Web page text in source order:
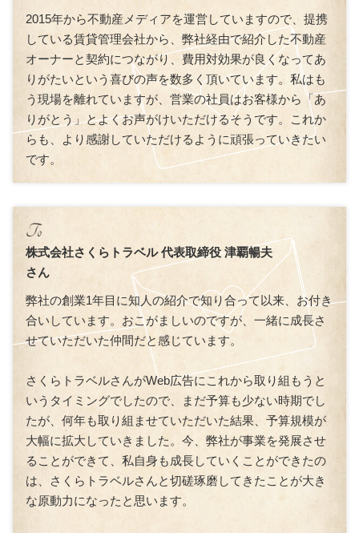
2015年から不動産メディアを運営していますので、提携
している賃貸管理会社から、弊社経由で紹介した不動産
オーナーと契約につながり、費用対効果が良くなってあ
りがたいという喜びの声を数多く頂いています。私はも
う現場を離れていますが、営業の社員はお客様から「あ
りがとう」とよくお声がけいただけるそうです。これか
らも、より感謝していただけるように頑張っていきたい
です。
株式会社さくらトラベル 代表取締役 津覇暢夫
さん
弊社の創業1年目に知人の紹介で知り合って以来、お付き
合いしています。おこがましいのですが、一緒に成長さ
せていただいた仲間だと感じています。
さくらトラベルさんがWeb広告にこれから取り組もうと
いうタイミングでしたので、まだ予算も少ない時期でし
たが、何年も取り組ませていただいた結果、予算規模が
大幅に拡大していきました。今、弊社が事業を発展させ
ることができて、私自身も成長していくことができたの
は、さくらトラベルさんと切磋琢磨してきたことが大き
な原動力になったと思います。